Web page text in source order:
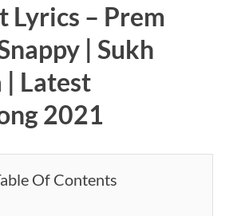
Lyrics – Prem
| Sukh
| Latest
2021
Of Contents